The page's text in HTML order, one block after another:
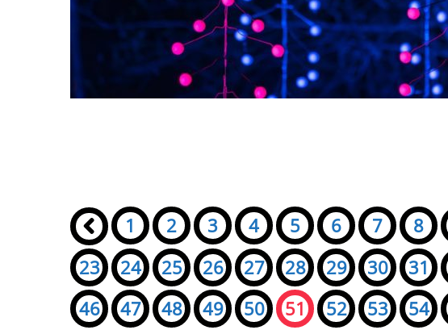
Seiten:
« 1 2 3 4 5 6 7 8
23
24 25 26 27 28 29 30 31
46
47 48 49 50 51 52 53 54